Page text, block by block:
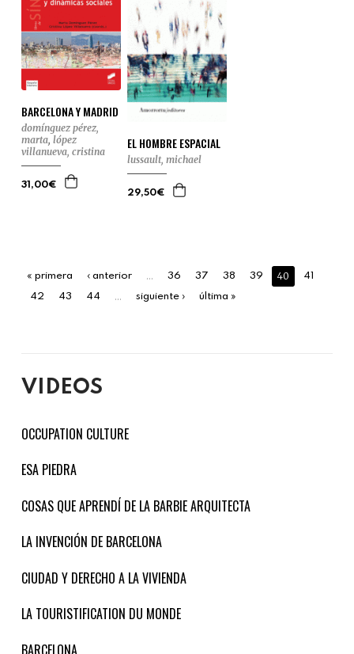
BARCELONA Y MADRID
domínguez pérez,
marta, lópez
villanueva, cristina
31,00€
EL HOMBRE ESPACIAL
lussault, michael
29,50€
« primera ‹ anterior … 36 37 38 39 40
41
42
43 44 … siguiente › última »
VIDEOS
OCCUPATION CULTURE
ESA PIEDRA
COSAS QUE APRENDÍ DE LA BARBIE ARQUITECTA
LA INVENCIÓN DE BARCELONA
CIUDAD Y DERECHO A LA VIVIENDA
LA TOURISTIFICATION DU MONDE
BARCELONA